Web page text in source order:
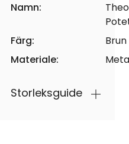
Namn:
Theo
Färg:
Brun
Materiale:
Storleksguide